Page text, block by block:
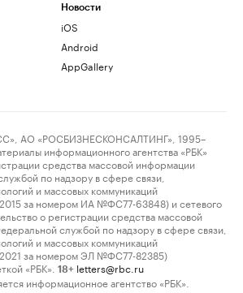
Новости
iOS
Android
AppGallery
АО «РОСБИЗНЕСКОНСАЛТИНГ», 1995–
информационного агентства «РБК»
средства массовой информации
по надзору в сфере связи,
и массовых коммуникаций
за номером ИА №ФС77-63848) и сетевого
о регистрации средства массовой
службой по надзору в сфере связи,
и массовых коммуникаций
за номером ЭЛ №ФС77-82385)
«РБК».
18+ letters@rbc.ru
информационное агентство «РБК».